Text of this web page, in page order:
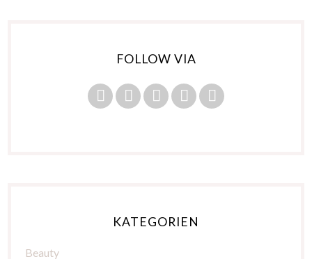
FOLLOW VIA
KATEGORIEN
Beauty